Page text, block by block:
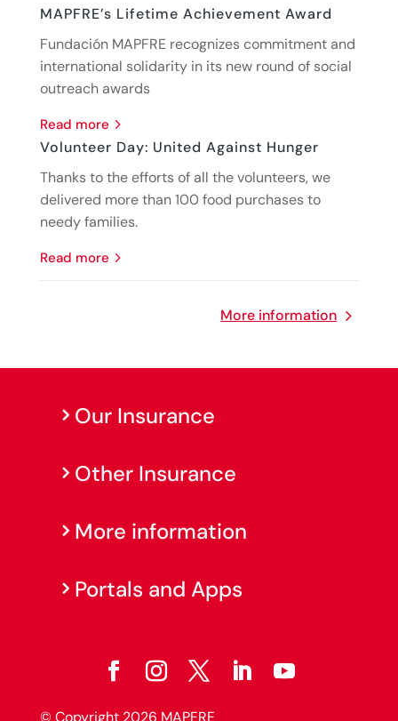
MAPFRE’s Lifetime Achievement Award
Fundación MAPFRE recognizes commitment and
international solidarity in its new round of social
outreach awards
read more
Volunteer Day: United Against Hunger
Thanks to the efforts of all the volunteers, we
delivered more than 100 food purchases to
needy families.
read more
More information
Our Insurance
Other Insurance
More information
Portals and Apps
© Copyright 2026 MAPFRE